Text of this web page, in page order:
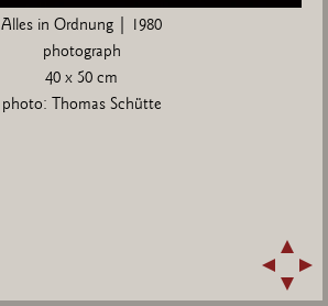
Alles in Ordnung | 1980
photograph
40 x 50 cm
photo: Thomas Schütte